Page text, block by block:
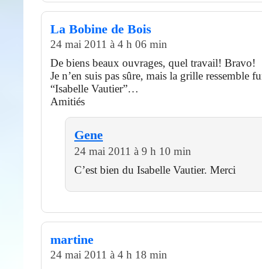
La Bobine de Bois
24 mai 2011 à 4 h 06 min
De biens beaux ouvrages, quel travail! Bravo!
Je n’en suis pas sûre, mais la grille ressemble
“Isabelle Vautier”…
Amitiés
Gene
24 mai 2011 à 9 h 10 min
C’est bien du Isabelle Vautier. Merci
martine
24 mai 2011 à 4 h 18 min